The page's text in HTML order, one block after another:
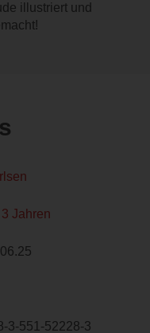
illustriert und
Jahren
3-551-52228-3